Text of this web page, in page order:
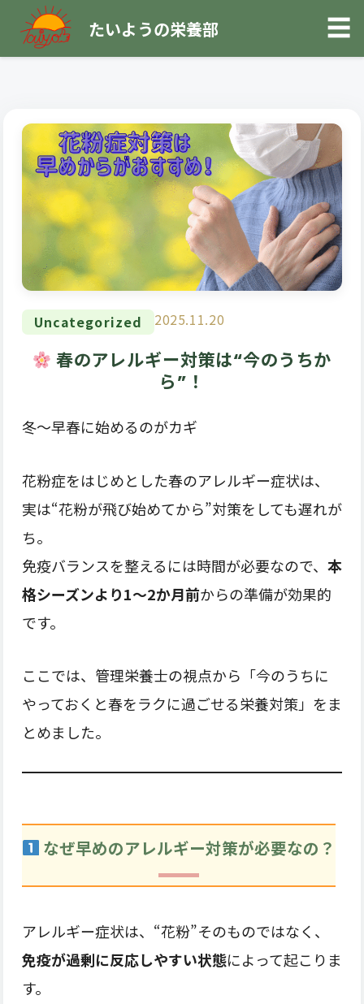
たいようの栄養部 ☰
Uncategorized 2025.11.20
春のアレルギー対策は“今のうちか
ら”！
冬〜早春に始めるのがカギ
花粉症をはじめとした春のアレルギー症状は、
実は“花粉が飛び始めてから”対策をしても遅れが
ち。
免疫バランスを整えるには時間が必要なので、 本
格シーズンより1〜2か月前からの準備が効果的
です。
ここでは、管理栄養士の視点から「今のうちに
やっておくと春をラクに過ごせる栄養対策」をま
とめました。
なぜ早めのアレルギー対策が必要なの？
アレルギー症状は、“花粉”そのものではなく、
免疫が過剰に反応しやすい状態によって起こりま
す。